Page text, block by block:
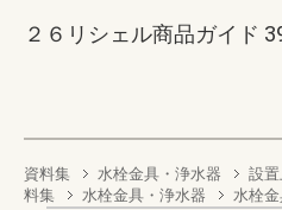
２６リシェル商品ガイド
資料集 水栓金具・浄水器 設
料集
水栓金具・浄水器
水栓